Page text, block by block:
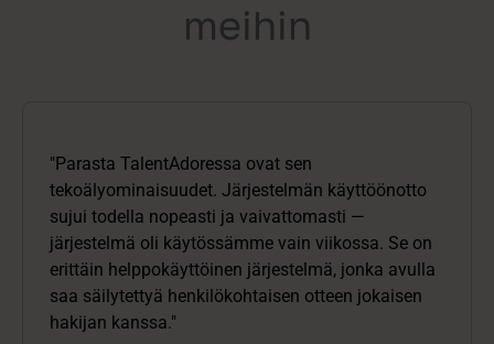
meihin
"Parasta TalentAdoressa ovat sen
tekoälyominaisuudet. Järjestelmän käyttöönotto
sujui todella nopeasti ja vaivattomasti —
järjestelmä oli käytössämme vain viikossa. Se on
erittäin helppokäyttöinen järjestelmä, jonka avulla
saa säilytettyä henkilökohtaisen otteen jokaisen
hakijan kanssa."